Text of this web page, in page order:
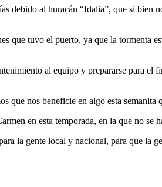
debido al huracán “Idalia”, que si
que tuvo el puerto, ya que la tormenta
al equipo y prepararse para
que nos beneficie en algo esta
en esta temporada, en la que no
la gente local y nacional, para que la